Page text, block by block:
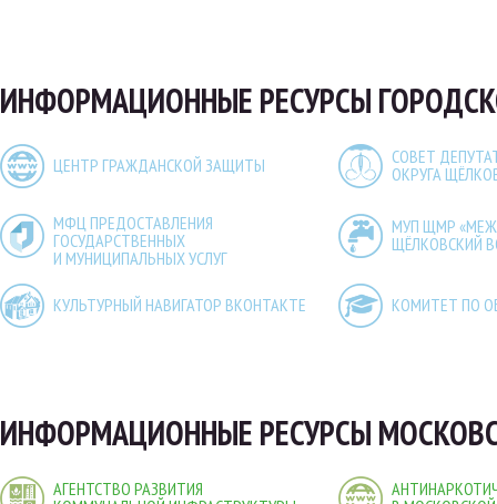
ИНФОРМАЦИОННЫЕ РЕСУРСЫ
ЦЕНТР ГРАЖДАНСКОЙ ЗАЩИТЫ
СОВЕТ
ОКРУГА
МФЦ ПРЕДОСТАВЛЕНИЯ
ГОСУДАРСТВЕННЫХ
И МУНИЦИПАЛЬНЫХ УСЛУГ
МУП ЩМР
ЩЁЛКОВСКИЙ
КУЛЬТУРНЫЙ НАВИГАТОР ВКОНТАКТЕ КОМИТЕТ ПО
ИНФОРМАЦИОННЫЕ РЕСУРСЫ
АГЕНТСТВО РАЗВИТИЯ